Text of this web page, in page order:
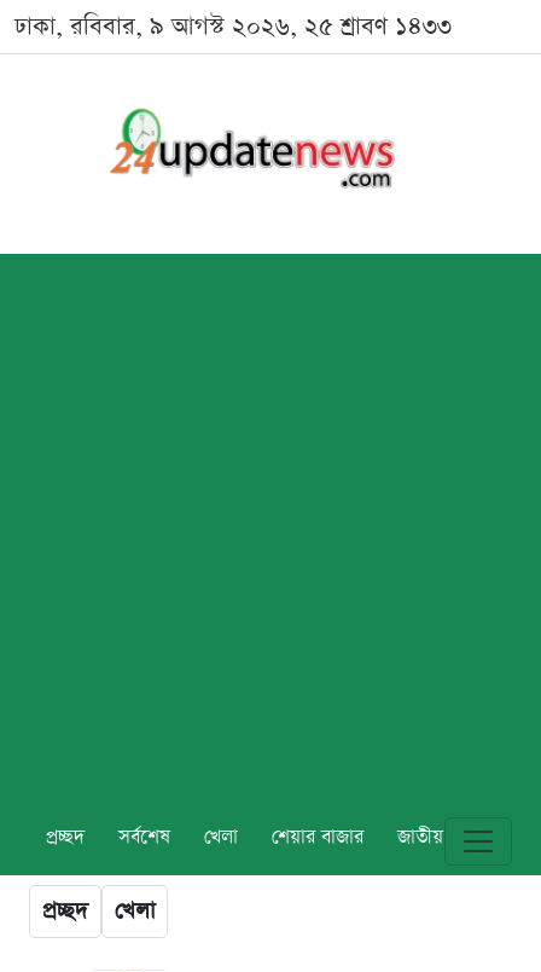
ঢাকা, রবিবার, ৯ আগস্ট ২০২৬, ২৫ শ্রাবণ ১৪৩৩
প্রচ্ছদ সর্বশেষ খেলা শেয়ার বাজার জাতীয় বিশ্ব
প্রচ্ছদ খেলা